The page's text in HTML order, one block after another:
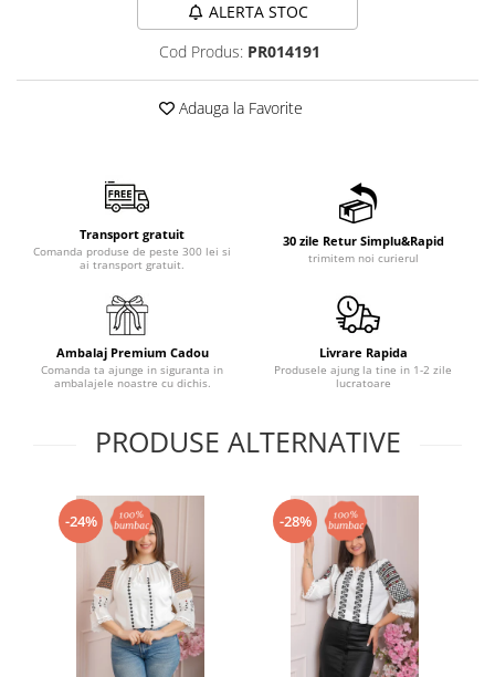
ALERTA STOC
Cod Produs: PR014191
Adauga la Favorite
Transport gratuit
Comanda produse de peste 300 lei si
ai transport gratuit.
30 zile Retur Simplu&Rapid
trimitem noi curierul
Ambalaj Premium Cadou
Comanda ta ajunge in siguranta in
ambalajele noastre cu dichis.
Livrare Rapida
Produsele ajung la tine in 1-2 zile
lucratoare
PRODUSE ALTERNATIVE
-24% -28%